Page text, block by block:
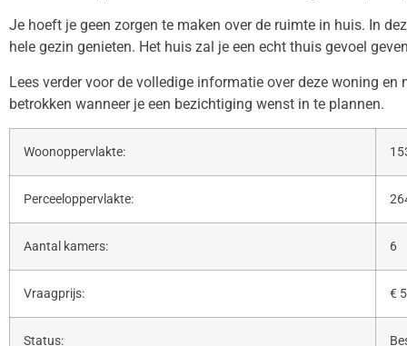
Je hoeft je geen zorgen te maken over de ruimte in huis. In
hele gezin genieten. Het huis zal je een echt thuis gevoel
Lees verder voor de volledige informatie over deze woning
betrokken wanneer je een bezichtiging wenst in te plannen.
Woonoppervlakte:
Perceeloppervlakte:
Aantal kamers: 6
Vraagprijs: €
Status: